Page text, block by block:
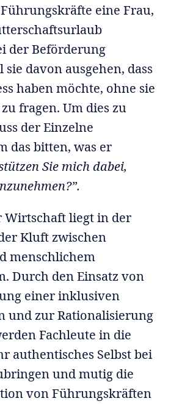
eine Frau,
der Beförderung
davon ausgehen, dass
haben möchte, ohne sie
fragen. Um dies zu
der Einzelne
das bitten, was er
Sie mich dabei,
Wirtschaft liegt in der
Kluft zwischen
menschlichem
Durch den Einsatz von
einer inklusiven
und zur Rationalisierung
Fachleute in die
authentisches Selbst bei
und mutig die
von Führungskräften